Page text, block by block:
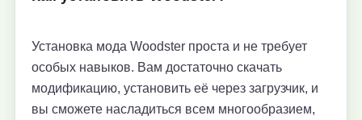
Установка мода Woodster проста и не требует
особых навыков. Вам достаточно скачать
модификацию, установить её через загрузчик, и
вы сможете насладиться всем многообразием,